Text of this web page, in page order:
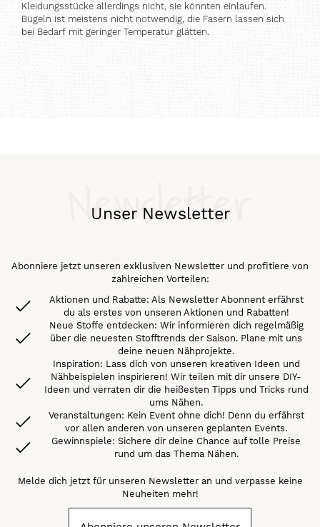
Kleidungsstücke allerdings nicht, sie könnten einlaufen.
Bügeln ist meistens nicht notwendig, die Fasern lassen sich
bei Bedarf mit geringer Temperatur glätten.
Unser Newsletter
Newsletter
Abonniere jetzt unseren exklusiven Newsletter und profitiere von
zahlreichen Vorteilen:
Aktionen und Rabatte: Als Newsletter Abonnent erfährst
du als erstes von unseren Aktionen und Rabatten!
Neue Stoffe entdecken: Wir informieren dich regelmäßig
über die neuesten Stofftrends der Saison. Plane mit uns
deine neuen Nähprojekte.
Inspiration: Lass dich von unseren kreativen Ideen und
Nähbeispielen inspirieren! Wir teilen mit dir unsere DIY-
Ideen und verraten dir die heißesten Tipps und Tricks rund
ums Nähen.
Veranstaltungen: Kein Event ohne dich! Denn du erfährst
vor allen anderen von unseren geplanten Events.
Gewinnspiele: Sichere dir deine Chance auf tolle Preise
rund um das Thema Nähen.
Melde dich jetzt für unseren Newsletter an und verpasse keine
Neuheiten mehr!